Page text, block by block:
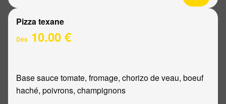
Pizza texane
Dès 10.00 €
Base sauce tomate, fromage, chorizo de veau, boeuf
haché, poivrons, champignons